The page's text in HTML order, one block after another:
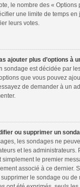
le nombre des « Options
une limite de temps en
leurs votes.
ajouter plus d’options à
sondage est décidée par
que vous pouvez
de demander à un
ou supprimer un
les sondages ne
et les administrateurs.
simplement le premier
associé à ce dernier.
le sondage ou de